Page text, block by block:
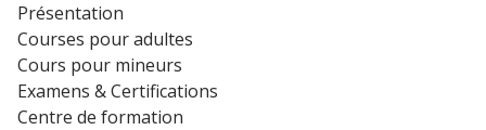
Présentation
Courses pour adultes
Cours pour mineurs
Examens & Certifications
Centre de formation